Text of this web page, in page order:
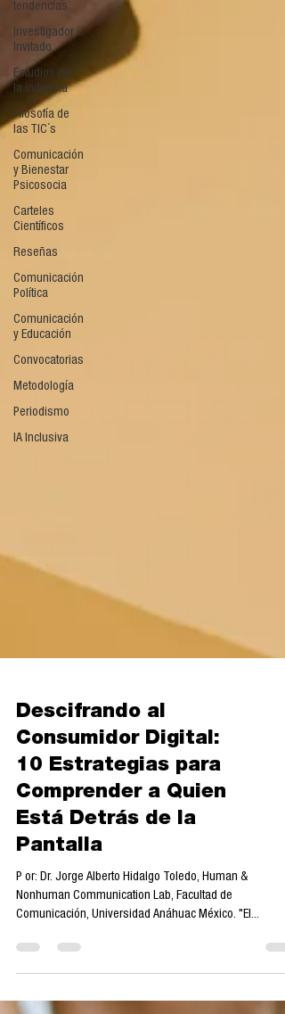
tendencias
Investigador
Invitado
Estudios de
la industria
Filosofía de
las TIC´s
Comunicación
y Bienestar
Psicosocia
Carteles
Científicos
Reseñas
Comunicación
Política
Comunicación
y Educación
Convocatorias
Metodología
Periodismo
IA Inclusiva
Descifrando al
Consumidor Digital:
10 Estrategias para
Comprender a Quien
Está Detrás de la
Pantalla
Nonhuman Communication Lab, Facultad de
Comunicación, Universidad Anáhuac México. "El...